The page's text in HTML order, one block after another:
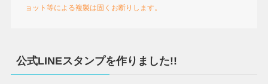
ョット等による複製は固くお断りします。
公式LINEスタンプを作りました!!